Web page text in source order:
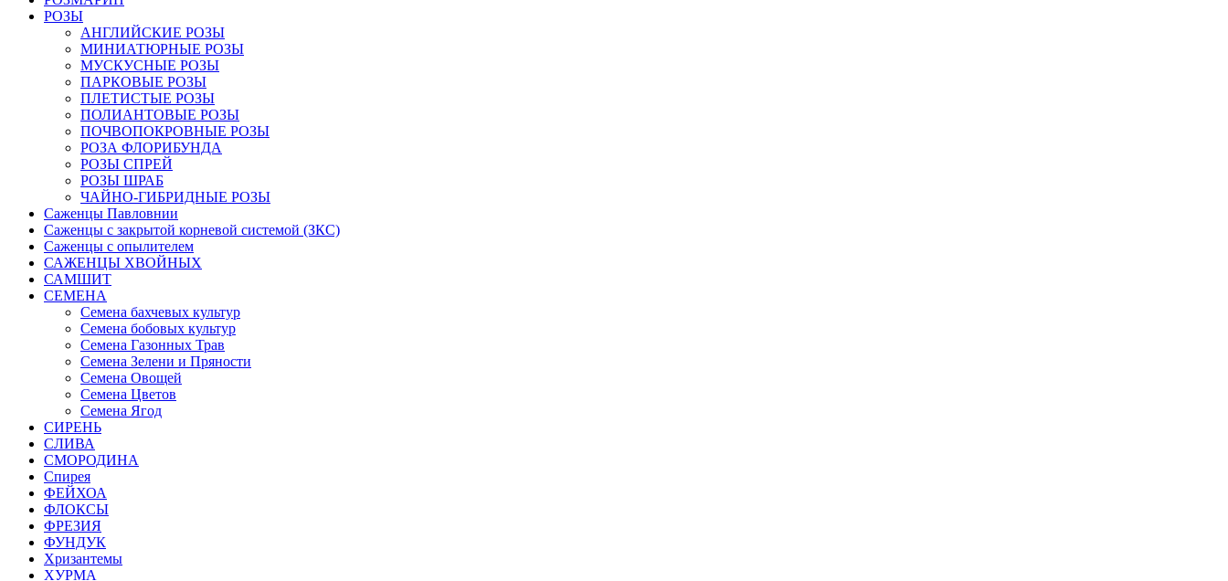
РОЗЫ
АНГЛИЙСКИЕ РОЗЫ
МИНИАТЮРНЫЕ РОЗЫ
МУСКУСНЫЕ РОЗЫ
ПАРКОВЫЕ РОЗЫ
ПЛЕТИСТЫЕ РОЗЫ
ПОЛИАНТОВЫЕ РОЗЫ
ПОЧВОПОКРОВНЫЕ РОЗЫ
РОЗА ФЛОРИБУНДА
РОЗЫ СПРЕЙ
РОЗЫ ШРАБ
ЧАЙНО-ГИБРИДНЫЕ РОЗЫ
Саженцы Павловнии
Саженцы с закрытой корневой системой (ЗКС)
Саженцы с опылителем
САЖЕНЦЫ ХВОЙНЫХ
САМШИТ
СЕМЕНА
Семена бахчевых культур
Семена бобовых культур
Семена Газонных Трав
Семена Зелени и Пряности
Семена Овощей
Семена Цветов
Семена Ягод
СИРЕНЬ
СЛИВА
СМОРОДИНА
Спирея
ФЕЙХОА
ФЛОКСЫ
ФРЕЗИЯ
ФУНДУК
Хризантемы
ХУРМА